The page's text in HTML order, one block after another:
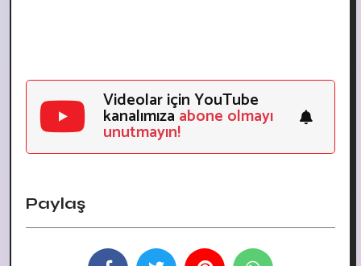
Videolar için YouTube
kanalımızaabone olmayı
unutmayın!
Paylaş